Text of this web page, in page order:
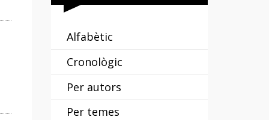
Alfabètic
Cronològic
Per autors
Per temes